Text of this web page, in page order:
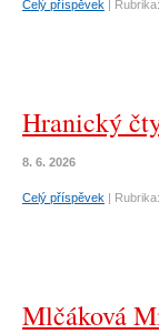
Celý příspěvek | Rubrika:
Hranický
8. 6. 2026
Celý příspěvek | Rubrika:
Mlčáková